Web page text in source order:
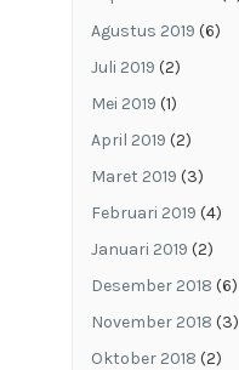
Agustus 2019 (6)
Juli 2019 (2)
Mei 2019 (1)
April 2019 (2)
Maret 2019 (3)
Februari 2019 (4)
Januari 2019 (2)
Desember 2018 (6)
November 2018 (3)
Oktober 2018 (2)